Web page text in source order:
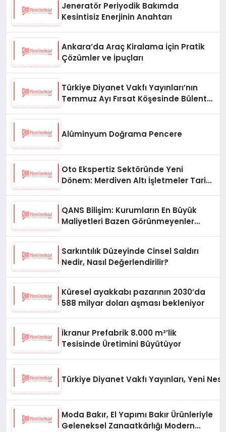
Jeneratör Periyodik Bakımda
Kesintisiz Enerjinin Anahtarı
Ankara’da Araç Kiralama İçin Pratik
Çözümler ve İpuçları
Türkiye Diyanet Vakfı Yayınları’nın
Temmuz Ayı Fırsat Köşesinde Bülent
Alüminyum Doğrama Pencere
Oto Ekspertiz Sektöründe Yeni
Dönem: Merdiven Altı İşletmeler Tarih
QANS Bilişim: Kurumların En Büyük
Maliyetleri Bazen Görünmeyenler
Sarkıntılık Düzeyinde Cinsel Saldırı
Nedir, Nasıl Değerlendirilir?
Küresel ayakkabı pazarının 2030’da
588 milyar doları aşması bekleniyor
İkranur Prefabrik 8.000 m²’lik
Tesisinde Üretimini Büyütüyor
Türkiye Diyanet Vakfı Yayınları, Yeni
Moda Bakır, El Yapımı Bakır Ürünleriyle
Geleneksel Zanaatkârlığı Modern